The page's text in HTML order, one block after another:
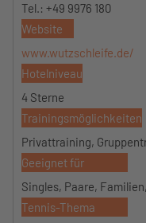
Tel.: +49 9976 180
Website
www.wutzschleife.de/
Hotelniveau
4 Sterne
Trainingsmöglichkeiten
Privattraining,
Geeignet für
Singles, Paare,
Tennis-Thema